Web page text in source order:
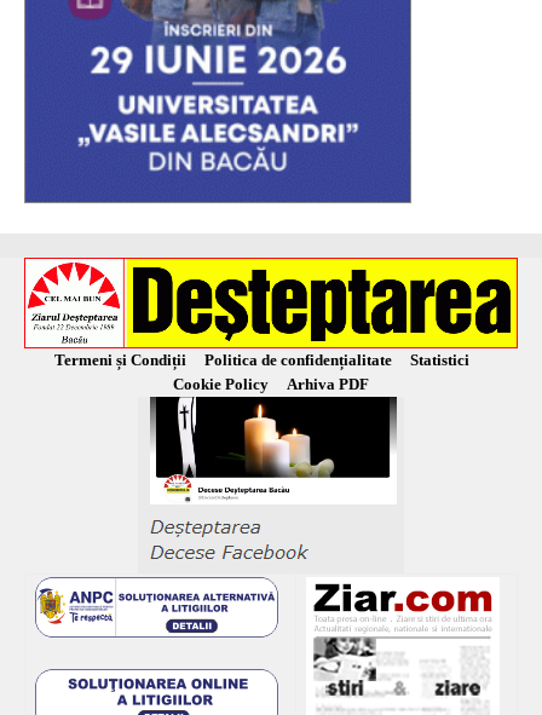
Termeni și Condiții Politica de confidențialitate
Statistici
Cookie Policy
Arhiva PDF